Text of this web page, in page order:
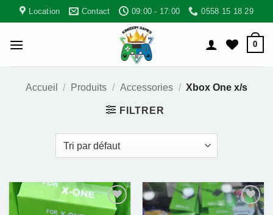
Passer
au
Location Contact 09:00 - 17:00 0558 15 18 29
0
Accueil / Produits / Accessories / Xbox One x/s
FILTRER
Ajouter
Ajouter